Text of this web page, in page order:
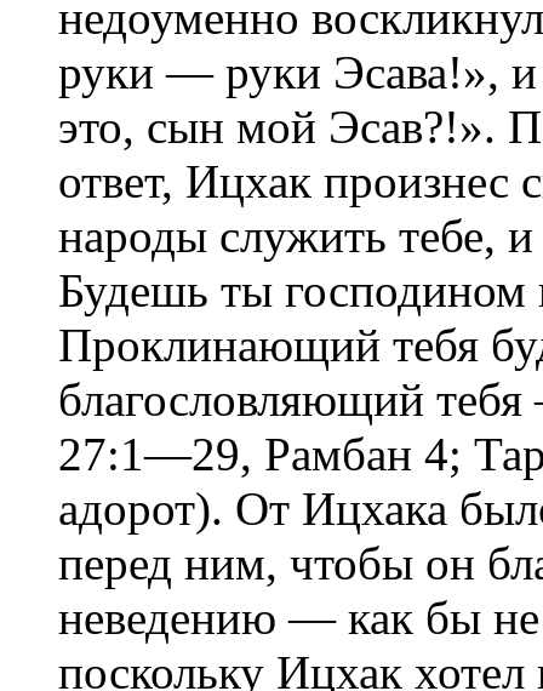
недоуменно
руки — руки Эсава!»,
это, сын мой Эсав?!».
ответ, Ицхак произнес
народы служить тебе,
Будешь ты
Проклинающий тебя
благословляющий
27:1—29, Рамбан 4;
адорот). От Ицхака
перед ним, чтобы он
неведению — как бы не
поскольку Ицхак хотел